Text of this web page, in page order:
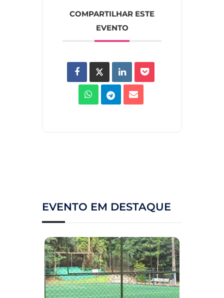
COMPARTILHAR ESTE
EVENTO
EVENTO EM DESTAQUE